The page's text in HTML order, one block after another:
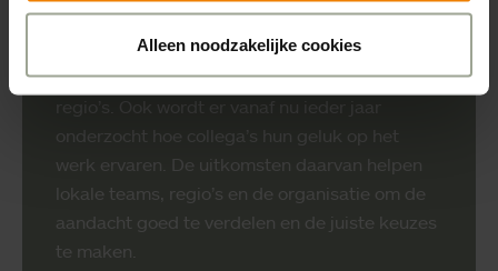
Alleen noodzakelijke cookies
en emotionele belasting. Er wordt vervolgens
bekeken hoe we deze pijlers van
medewerkergeluk kunnen verankeren in de
onderzocht hoe collega’s hun geluk op het
werk ervaren. De uitkomsten daarvan helpen
lokale teams, regio’s en de organisatie om de
aandacht goed te verdelen en de juiste keuzes
te maken.